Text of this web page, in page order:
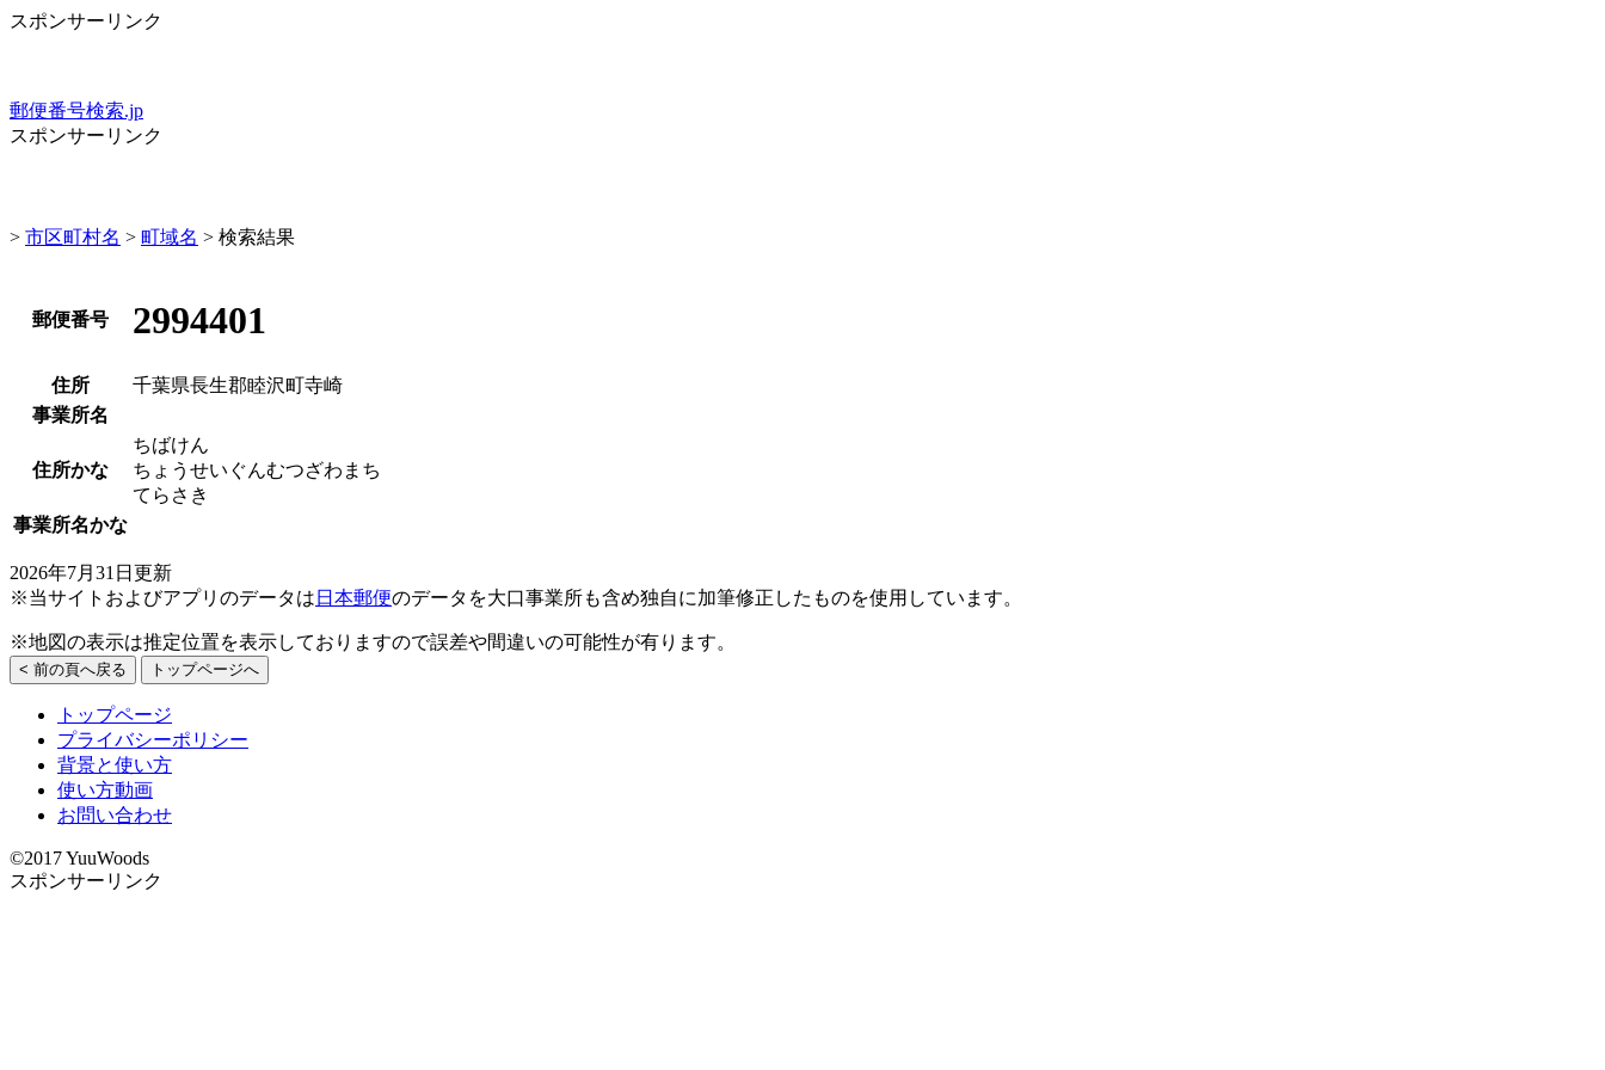
スポンサーリンク
郵便番号検索.jp
スポンサーリンク
> 市区町村名 > 町域名 > 検索結果
郵便番号 2994401
住所
千葉県長生郡睦沢町寺崎
事業所名
住所かな
ちばけん
ちょうせいぐんむつざわまち
てらさき
事業所名かな
2026年7月31日更新
※当サイトおよびアプリのデータは 日本郵便のデータを大口事業所も含め独自に加筆修正したものを使用しています。
※地図の表示は推定位置を表示しておりますので誤差や間違いの可能性が有ります。
< 前の頁へ戻る トップページへ
トップページ
プライバシーポリシー
背景と使い方
使い方動画
お問い合わせ
©2017 YuuWoods
スポンサーリンク